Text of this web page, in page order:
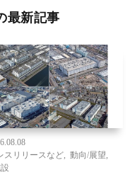
最新記事
スリリースなど
動向/展望